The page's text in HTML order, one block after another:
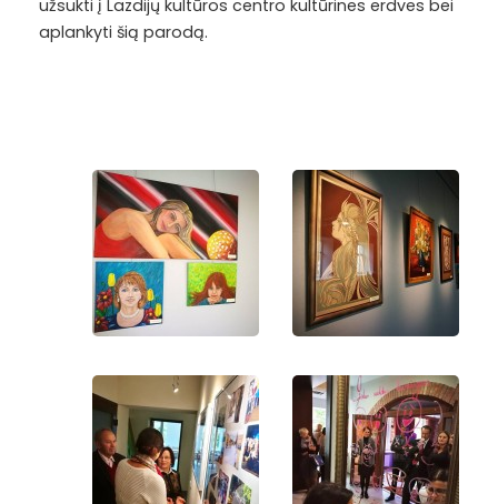
užsukti į Lazdijų kultūros centro kultūrines erdves bei
aplankyti šią parodą.